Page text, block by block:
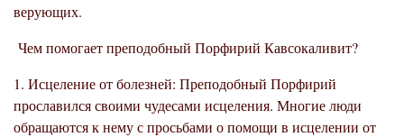
верующих.
Чем помогает преподобный Порфирий Кавсокаливит?
1. Исцеление от болезней: Преподобный Порфирий
прославился своими чудесами исцеления. Многие люди
обращаются к нему с просьбами о помощи в исцелении от